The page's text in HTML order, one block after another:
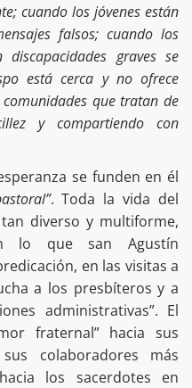
cuando los jóvenes están
falsos; cuando los
graves se
está cerca y no ofrece
que tratan de
y compartiendo con
se funden en él
. Toda la vida del
diverso y multiforme,
lo que san Agustín
en las visitas a
a los presbíteros y a
administrativas”. El
fraternal” hacia sus
colaboradores más
los sacerdotes en